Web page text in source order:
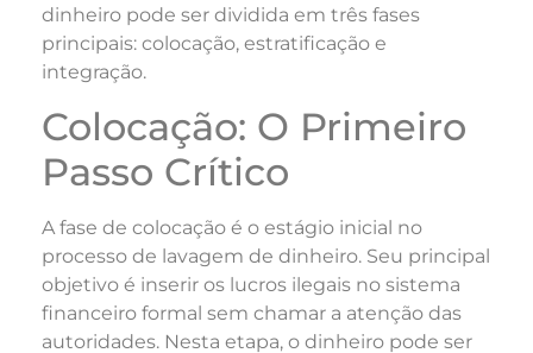
dinheiro pode ser dividida em três fases
principais: colocação, estratificação e
integração.
Colocação: O Primeiro
Passo Crítico
A fase de colocação é o estágio inicial no
processo de lavagem de dinheiro. Seu principal
objetivo é inserir os lucros ilegais no sistema
financeiro formal sem chamar a atenção das
autoridades. Nesta etapa, o dinheiro pode ser